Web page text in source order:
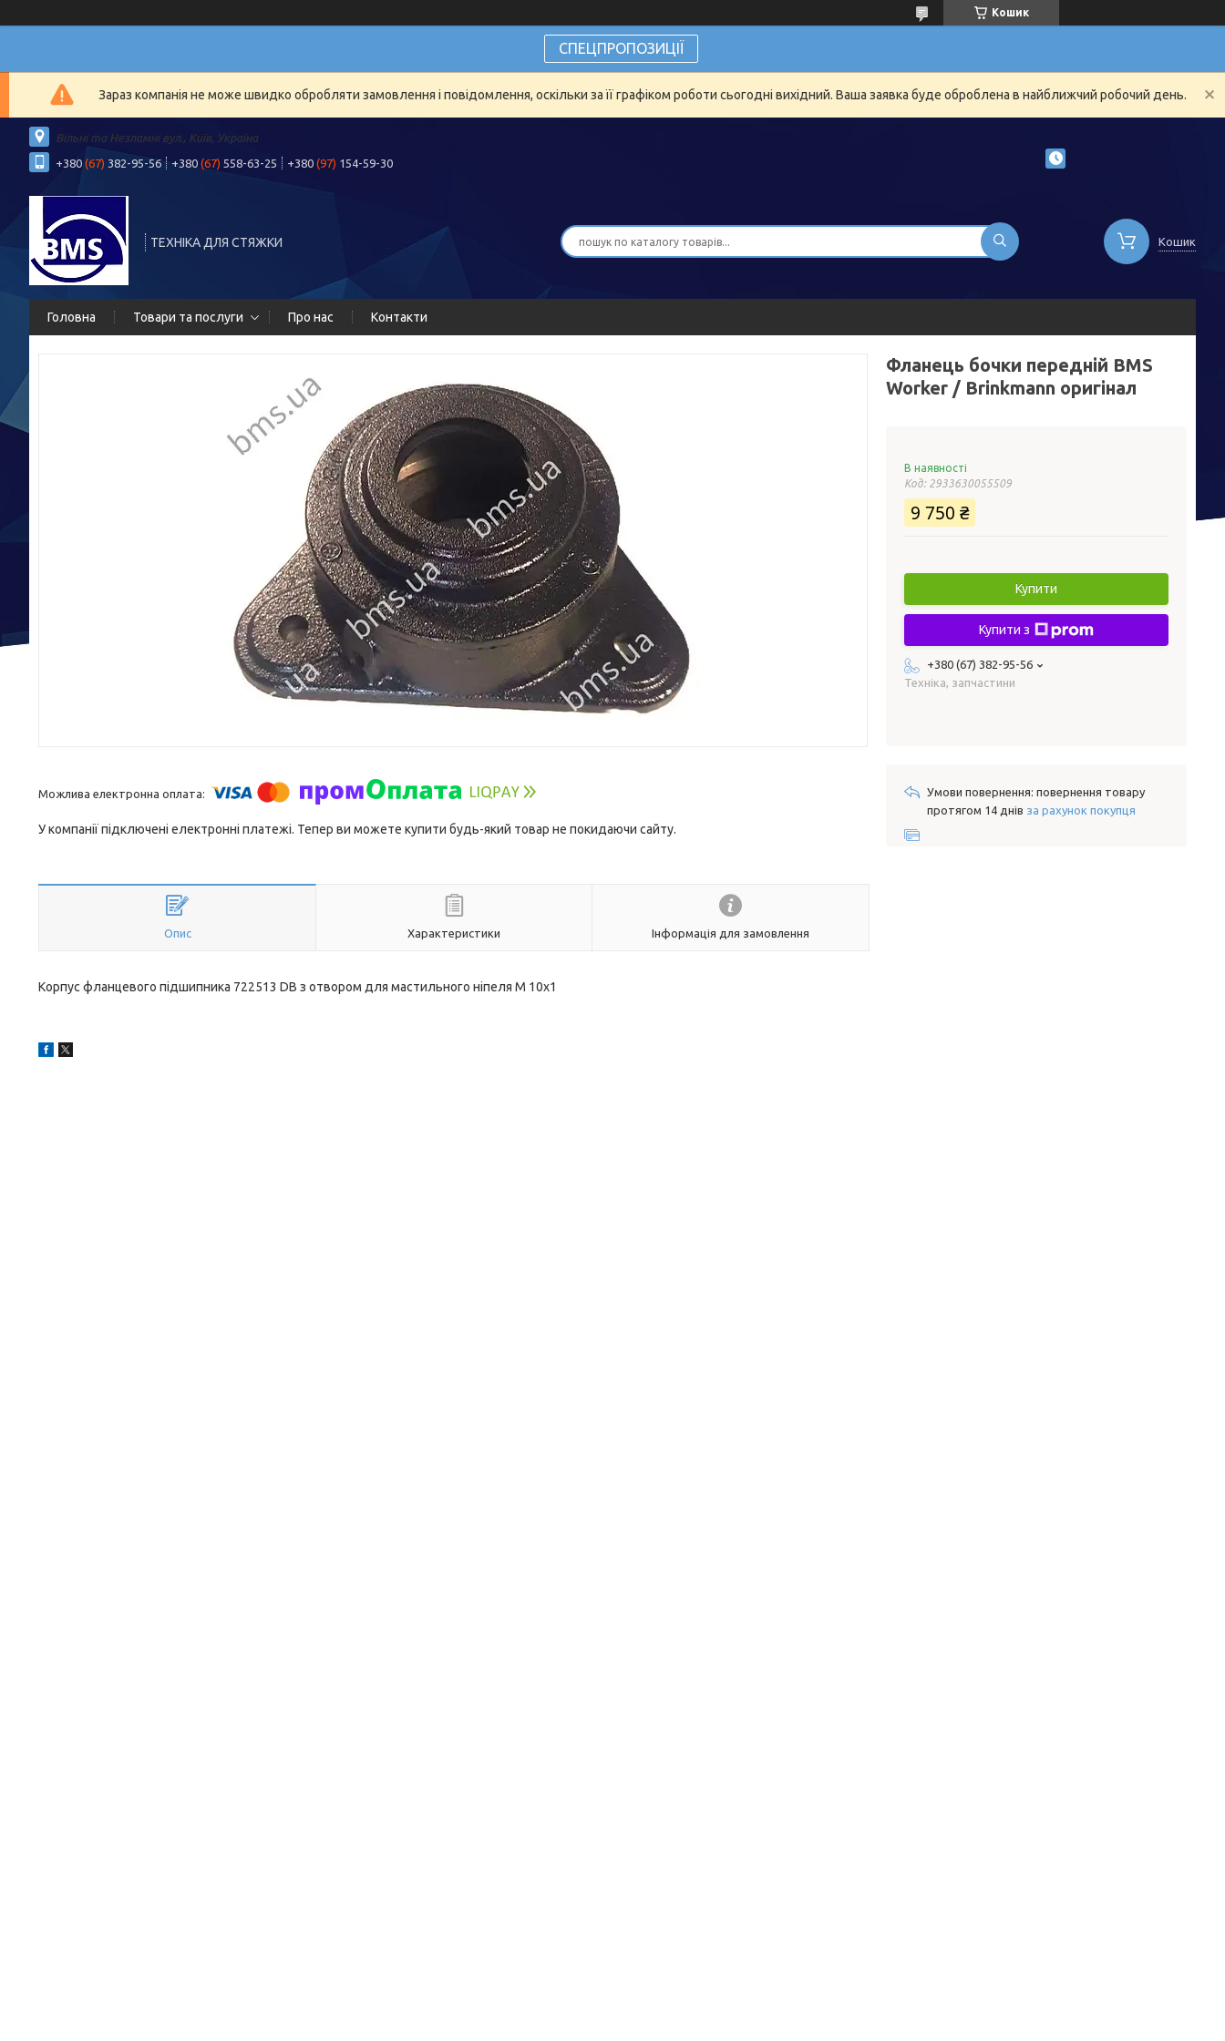
Кошик
СПЕЦПРОПОЗИЦІЇ
Зараз компанія не може швидко обробляти замовлення і повідомлення, оскільки за її графіком роботи сьогодні вихідний. Ваша заявка буде оброблена в найближчий робочий день.
Вільні та Незламні вул., Київ, Україна
+380 (67) 382-95-56 +380 (67) 558-63-25 +380 (97) 154-59-30
ТЕХНІКА ДЛЯ СТЯЖКИ Кошик
Головна Товари та послуги Про нас Контакти
У компанії підключені електронні платежі. Тепер ви можете купити будь-який товар не покидаючи сайту.
Опис Характеристики Інформація для замовлення
Корпус фланцевого підшипника 722513 DB з отвором для мастильного ніпеля M 10x1
Фланець бочки передній BMS
Worker / Brinkmann оригінал
В наявності
Код: 2933630055509
9 750 ₴
Купити
Купити з
+380 (67) 382-95-56
Техніка, запчастини
повернення товару
протягом 14 днів за рахунок покупця